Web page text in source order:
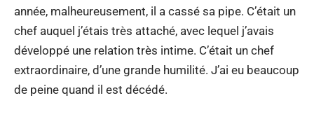
année, malheureusement, il a cassé sa pipe. C’était un
chef auquel j’étais très attaché, avec lequel j’avais
développé une relation très intime. C’était un chef
extraordinaire, d’une grande humilité. J’ai eu beaucoup
de peine quand il est décédé.